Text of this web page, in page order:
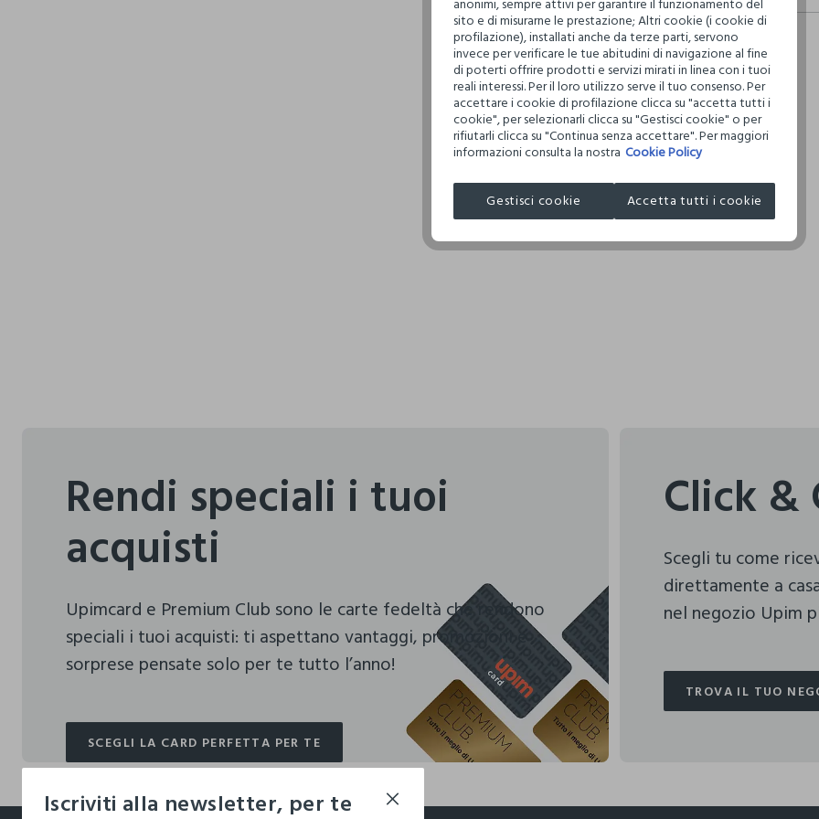
110°C,
fisici, per
definito per
restrittivi
Clicca qui
I nostri
MADE IN
Hai fino a
Rendi speciali i tuoi
acquisti
Upimcard e Premium Club sono le carte fedeltà che rendono
speciali i tuoi acquisti: ti aspettano vantaggi, promozioni e
sorprese pensate solo per te tutto l’anno!
SCEGLI LA CARD PERFETTA PER TE
SCEGLI LA CARD PERFETTA PER TE
Click &
Scegli tu come
direttamente a
nel negozio Upim
TROVA IL TUO
TROVA IL TUO
Iscriviti alla newsletter, per te
footer.ariatitle
sito e di misurarne le prestazione; Altri cookie (i cookie di
profilazione), installati anche da terze parti, servono
invece per verificare le tue abitudini di navigazione al fine
di poterti offrire prodotti e servizi mirati in linea con i tuoi
reali interessi. Per il loro utilizzo serve il tuo consenso. Per
accettare i cookie di profilazione clicca su "accetta tutti i
cookie", per selezionarli clicca su "Gestisci cookie" o per
rifiutarli clicca su "Continua senza accettare". Per maggiori
informazioni consulta la nostra Cookie Policy
Gestisci cookie Accetta tutti i cookie